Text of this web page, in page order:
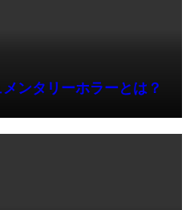
ンタリーホラーとは？